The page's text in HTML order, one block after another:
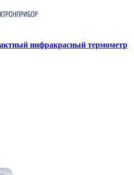
инфракрасный термометр